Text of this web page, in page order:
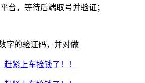
台，等待后端取号并验证；
字的验证码，并对做